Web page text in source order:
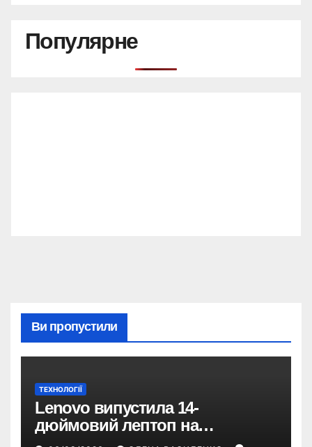
Популярне
Ви пропустили
ТЕХНОЛОГІЇ
Lenovo випустила 14-
дюймовий лептоп на
Snapdragon X2 з автономністю